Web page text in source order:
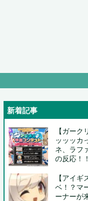
新着記事
【ガーク
ッッッカ
ネ、ラフ
の反応！
【アイギ
ベ！？マ
ーナーが